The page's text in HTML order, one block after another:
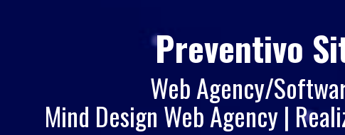
Preventivo
Web Agency/
Mind Design Web Agency |